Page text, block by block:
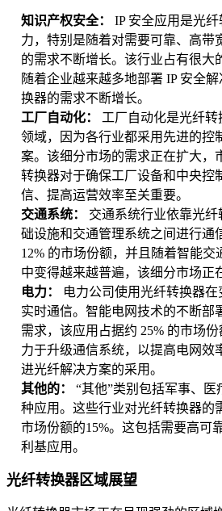
知识产权安全： IP 安全应用是光
力，特别是随着对需要可靠、高带
的需求不断增长。该行业占有很大
随着企业越来越多地部署 IP 安全
换器的需求不断增长。
工厂自动化： 工厂自动化是光纤
领域，因为各行业都采用先进的控
案。该细分市场的需求正在扩大，
转换器对于确保工厂设备和中央控
信、提高运营效率至关重要。
交通系统： 交通系统行业依靠光
础设施和交通管理系统之间进行通
12% 的市场份额，并且随着智能交
中变得越来越普遍，该细分市场正
电力：
电力公司使用光纤转换器
实时通信。智能电网技术的不断部
需求，该应用占据约 25% 的市场
力于升级通信系统，以提高电网效
进光纤解决方案的采用。
其他的： “其他”类别包括军事、
种应用。这些行业对光纤转换器的
市场份额的15%。这包括需要高可
利基应用。
光纤转换器区域展望